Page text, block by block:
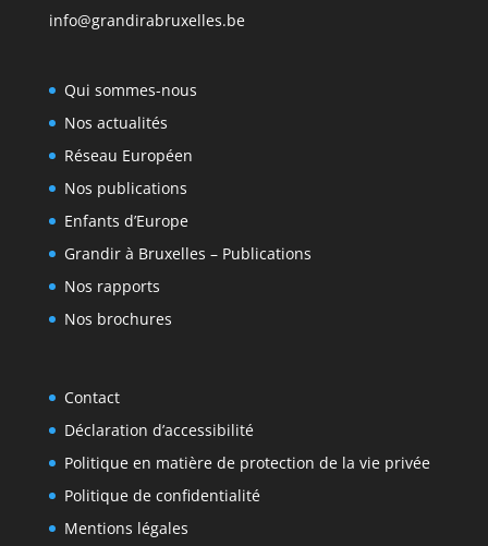
info@grandirabruxelles.be
Qui sommes-nous
Nos actualités
Réseau Européen
Nos publications
Enfants d’Europe
Grandir à Bruxelles – Publications
Nos rapports
Nos brochures
Contact
Déclaration d’accessibilité
Politique en matière de protection de la vie privée
Politique de confidentialité
Mentions légales